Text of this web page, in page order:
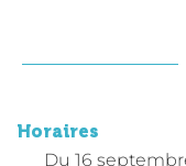
Horaires
Du 16